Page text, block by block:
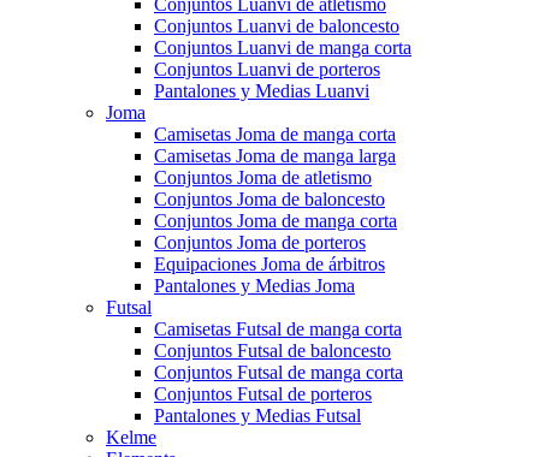
Conjuntos Luanvi de atletismo
Conjuntos Luanvi de baloncesto
Conjuntos Luanvi de manga corta
Conjuntos Luanvi de porteros
Pantalones y Medias Luanvi
Joma
Camisetas Joma de manga corta
Camisetas Joma de manga larga
Conjuntos Joma de atletismo
Conjuntos Joma de baloncesto
Conjuntos Joma de manga corta
Conjuntos Joma de porteros
Equipaciones Joma de árbitros
Pantalones y Medias Joma
Futsal
Camisetas Futsal de manga corta
Conjuntos Futsal de baloncesto
Conjuntos Futsal de manga corta
Conjuntos Futsal de porteros
Pantalones y Medias Futsal
Kelme